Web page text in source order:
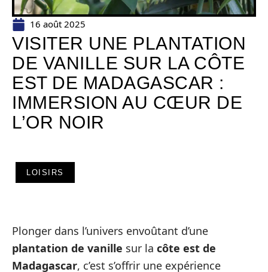
16 août 2025
VISITER UNE PLANTATION
DE VANILLE SUR LA CÔTE
EST DE MADAGASCAR :
IMMERSION AU CŒUR DE
L’OR NOIR
LOISIRS
Plonger dans l’univers envoûtant d’une
plantation de vanille sur la côte est de
Madagascar, c’est s’offrir une expérience